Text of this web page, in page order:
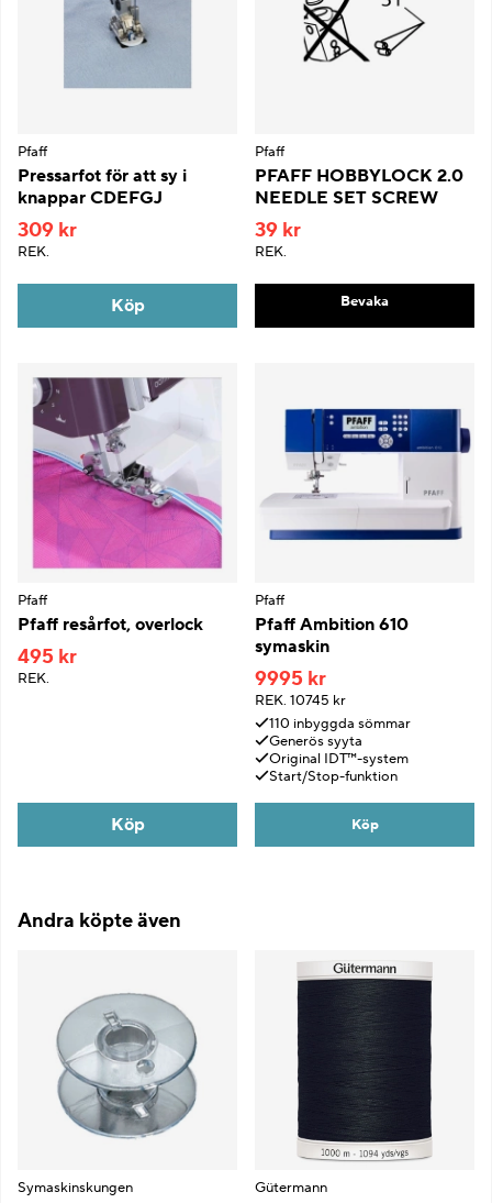
Pfaff
Pressarfot för att sy i
knappar CDEFGJ
309 kr
REK.
Köp
Pfaff
PFAFF HOBBYLOCK 2.0
NEEDLE SET SCREW
39 kr
REK.
Bevaka
Pfaff
Pfaff resårfot, overlock
495 kr
REK.
Köp
Pfaff
Pfaff Ambition 610
symaskin
9995 kr
REK. 10745 kr
110 inbyggda sömmar
Generös syyta
Original IDT™-system
Start/Stop-funktion
Köp
Andra köpte även
Symaskinskungen Gütermann